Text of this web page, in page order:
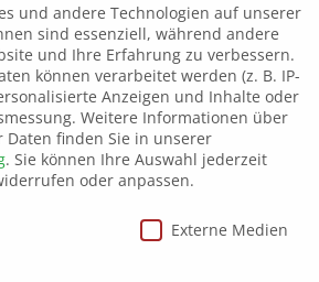
Kontakt
und andere Technologien auf unserer
sind essenziell, während andere
und Ihre Erfahrung zu verbessern.
können verarbeitet werden (z. B. IP-
Anzeigen und Inhalte oder
Weitere Informationen über
finden Sie in unserer
. Sie können Ihre Auswahl jederzeit
oder anpassen.
Externe Medien